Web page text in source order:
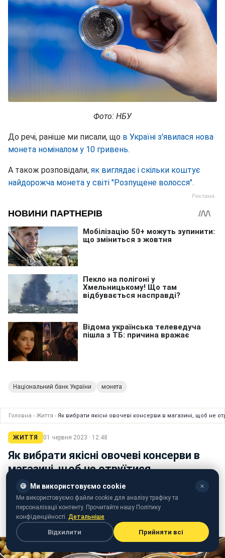
Фото: НБУ
До речі, раніше ми писали, що в Україні з'явилася нова
монета номіналом у 10 гривень.
А також розповідали, як виглядає і скільки коштує
найдорожча монета у світі "Розпущене волосся".
Національний банк України монета
Головна › Життя › Як вибрати якісні овочеві консерви в магазині, щоб не
ЖИТТЯ 01 червня 2023 · 12:48
Як вибрати якісні овочеві консерви в
магазині, щоб не отруїтися
Наталя Коваль
редактор стрічки новин Styler
Галина Сеник Експерт
🍪 Ми використовуємо cookie ✕
Ми використовуємо файли cookie для аналізу трафіку та
персоналізації контенту. Прочитайте нашу Політику
конфіденційності. Детальніше
Відхилити Прийняти всі